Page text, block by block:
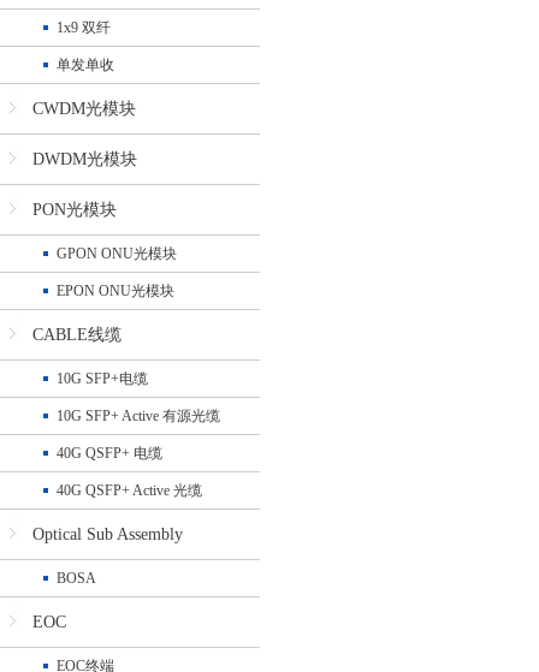
1x9 双纤
单发单收
CWDM光模块
DWDM光模块
PON光模块
GPON ONU光模块
EPON ONU光模块
CABLE线缆
10G SFP+电缆
10G SFP+ Active 有源光缆
40G QSFP+ 电缆
40G QSFP+ Active 光缆
Optical Sub Assembly
BOSA
EOC
EOC终端